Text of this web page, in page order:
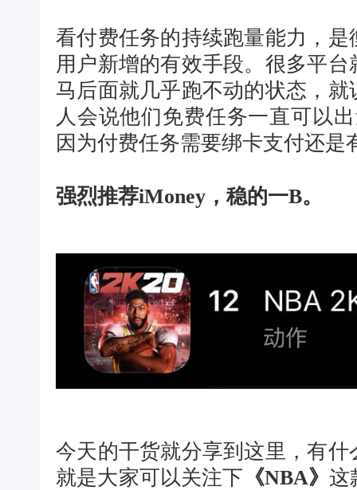
看付费任务的持续跑量能力，
用户新增的有效手段。很多平
马后面就几乎跑不动的状态，
人会说他们免费任务一直可以
因为付费任务需要绑卡支付还是
强烈推荐iMoney，稳的一B。
今天的干货就分享到这里，有
就是大家可以关注下 《NBA》这